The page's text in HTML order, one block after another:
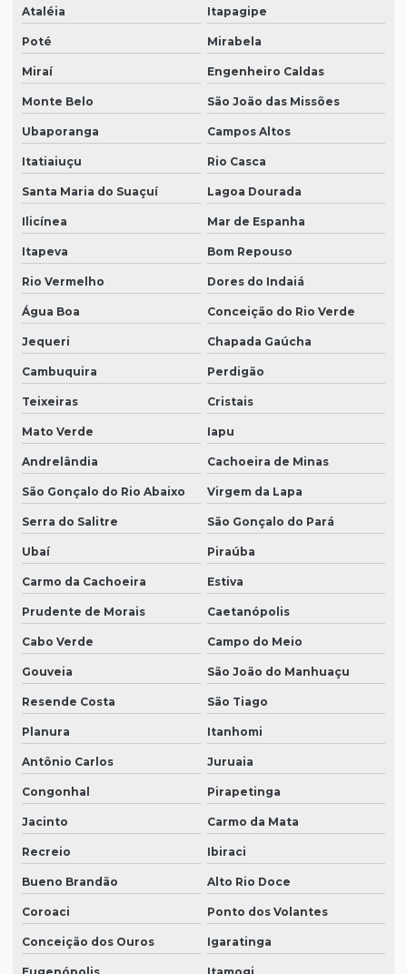
Ataléia Itapagipe
Poté Mirabela
Miraí Engenheiro Caldas
Monte Belo São João das Missões
Ubaporanga Campos Altos
Itatiaiuçu Rio Casca
Santa Maria do Suaçuí Lagoa Dourada
Ilicínea Mar de Espanha
Itapeva Bom Repouso
Rio Vermelho Dores do Indaiá
Água Boa Conceição do Rio Verde
Jequeri Chapada Gaúcha
Cambuquira Perdigão
Teixeiras Cristais
Mato Verde Iapu
Andrelândia Cachoeira de Minas
São Gonçalo do Rio Abaixo Virgem da Lapa
Serra do Salitre São Gonçalo do Pará
Ubaí Piraúba
Carmo da Cachoeira Estiva
Prudente de Morais Caetanópolis
Cabo Verde Campo do Meio
Gouveia São João do Manhuaçu
Resende Costa São Tiago
Planura Itanhomi
Antônio Carlos Juruaia
Congonhal Pirapetinga
Jacinto Carmo da Mata
Recreio Ibiraci
Bueno Brandão Alto Rio Doce
Coroaci Ponto dos Volantes
Conceição dos Ouros Igaratinga